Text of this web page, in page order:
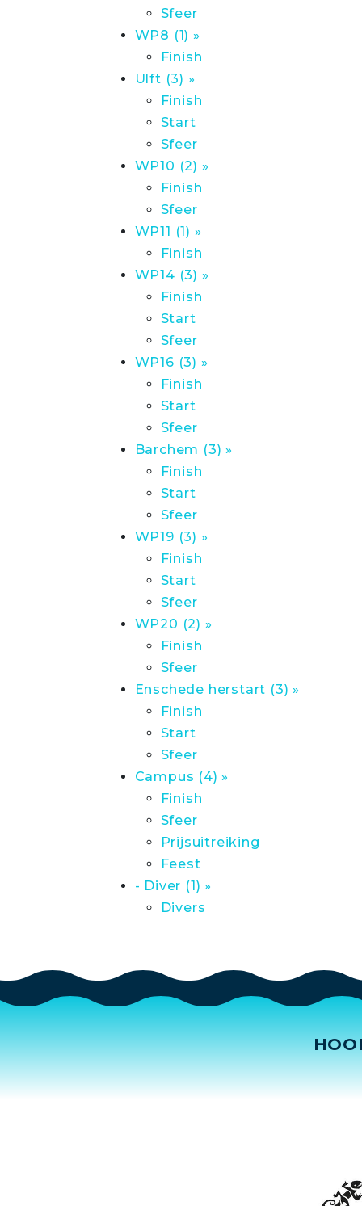
Sfeer
WP8 (1) »
Finish
Ulft (3) »
Finish
Start
Sfeer
WP10 (2) »
Finish
Sfeer
WP11 (1) »
Finish
WP14 (3) »
Finish
Start
Sfeer
WP16 (3) »
Finish
Start
Sfeer
Barchem (3) »
Finish
Start
Sfeer
WP19 (3) »
Finish
Start
Sfeer
WP20 (2) »
Finish
Sfeer
Enschede herstart (3) »
Finish
Start
Sfeer
Campus (4) »
Finish
Sfeer
Prijsuitreiking
Feest
- Diver (1) »
Divers